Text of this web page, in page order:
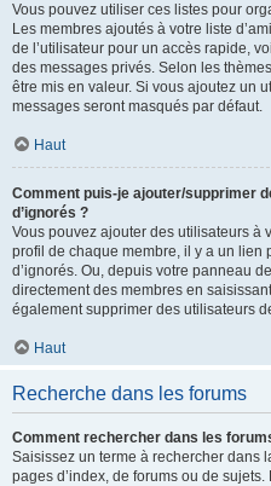
Vous pouvez utiliser ces listes pour
Les membres ajoutés à votre liste
de l’utilisateur pour un accès rapide,
des messages privés. Selon les
être mis en valeur. Si vous ajoutez un
messages seront masqués par défaut.
Haut
Comment puis-je ajouter/supprimer
d’ignorés ?
Vous pouvez ajouter des utilisateurs à
profil de chaque membre, il y a un lien
d’ignorés. Ou, depuis votre panneau
directement des membres en
également supprimer des utilisateurs
Haut
Recherche dans les forums
Comment rechercher dans les
Saisissez un terme à rechercher dans
pages d’index, de forums ou de